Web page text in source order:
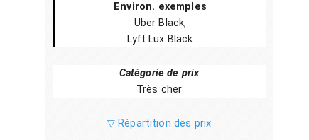
Environ. exemples
Uber Black,
Lyft Lux Black
Catégorie de prix
Très cher
▽ Répartition des prix